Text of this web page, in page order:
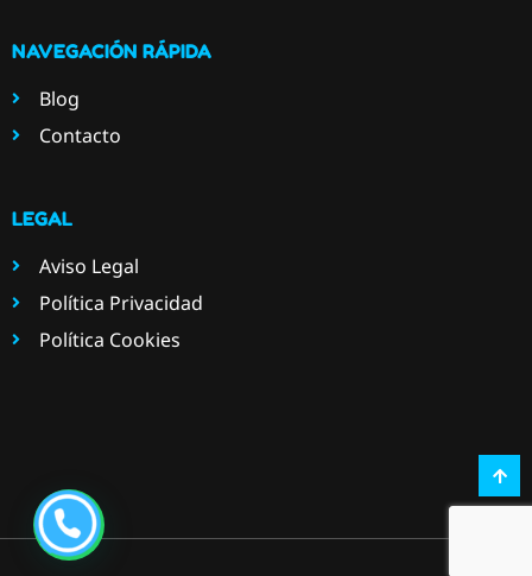
NAVEGACIÓN RÁPIDA
Blog
Contacto
LEGAL
Aviso Legal
Política Privacidad
Política Cookies